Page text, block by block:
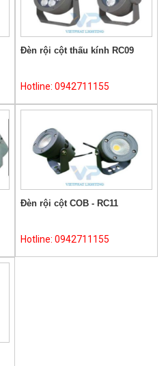
Đèn rội cột thấu kính RC09
Hotline: 0942711155
Đèn rội cột COB - RC11
Hotline: 0942711155